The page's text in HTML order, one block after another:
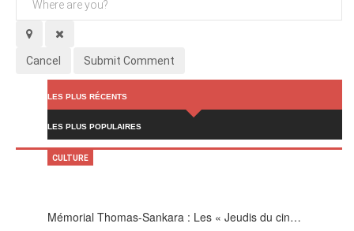
Cancel Submit Comment
LES PLUS RÉCENTS
LES PLUS POPULAIRES
Mémorial Thomas-Sankara : Les « Jeudis du cin…
CULTURE